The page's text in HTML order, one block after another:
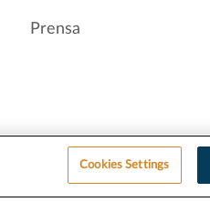
Prensa
Cookies Settings